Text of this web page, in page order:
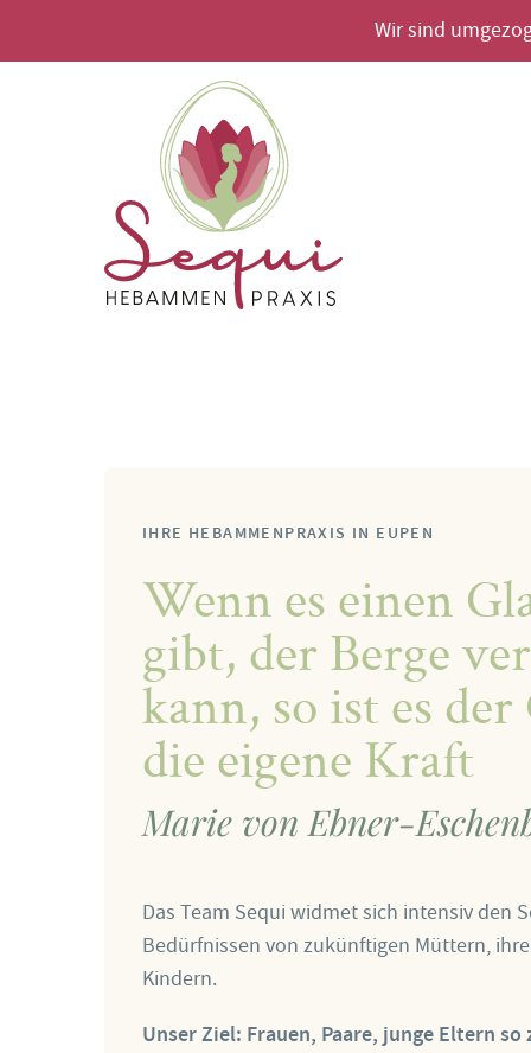
Wir sind
IHRE HEBAMMENPRAXIS IN EUPEN
Wenn es einen
gibt, der Berge
kann, so ist es
die eigene Kraft
Marie von Ebner-
Das Team Sequi widmet sich intensiv den
Bedürfnissen von zukünftigen Müttern,
Kindern.
Unser Ziel: Frauen, Paare, junge Eltern so